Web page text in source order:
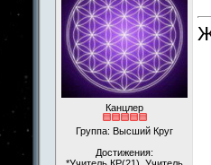
Канцлер
Группа: Высший Круг
Достижения: